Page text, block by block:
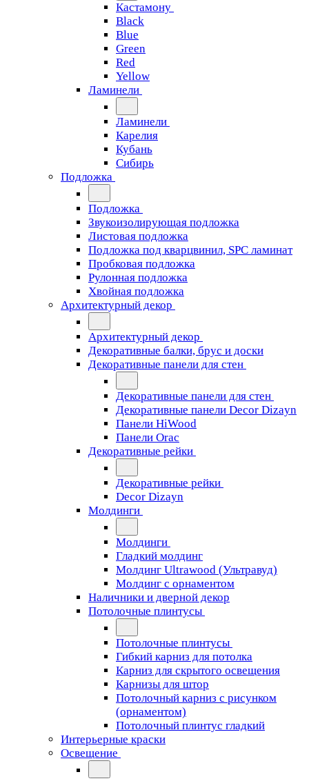
Кастамону
Black
Blue
Green
Red
Yellow
Ламинели
Ламинели
Карелия
Кубань
Сибирь
Подложка
Подложка
Звукоизолирующая подложка
Листовая подложка
Подложка под кварцвинил, SPC ламинат
Пробковая подложка
Рулонная подложка
Хвойная подложка
Архитектурный декор
Архитектурный декор
Декоративные балки, брус и доски
Декоративные панели для стен
Декоративные панели для стен
Декоративные панели Decor Dizayn
Панели HiWood
Панели Orac
Декоративные рейки
Декоративные рейки
Decor Dizayn
Молдинги
Молдинги
Гладкий молдинг
Молдинг Ultrawood (Ультравуд)
Молдинг с орнаментом
Наличники и дверной декор
Потолочные плинтусы
Потолочные плинтусы
Гибкий карниз для потолка
Карниз для скрытого освещения
Карнизы для штор
Потолочный карниз с рисунком
(орнаментом)
Потолочный плинтус гладкий
Интерьерные краски
Освещение